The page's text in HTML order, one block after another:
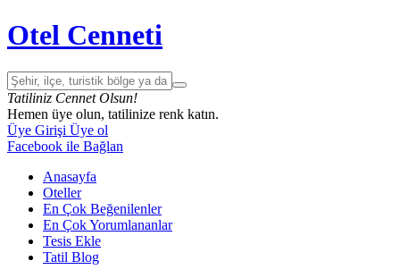
Otel Cenneti
Tatiliniz Cennet Olsun!
Hemen üye olun, tatilinize renk katın.
Üye Girişi Üye ol
Facebook ile Bağlan
Anasayfa
Oteller
En Çok Beğenilenler
En Çok Yorumlananlar
Tesis Ekle
Tatil Blog